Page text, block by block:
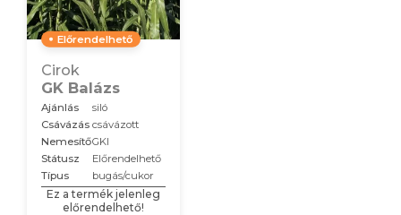
Előrendelhető
Cirok
GK Balázs
Ajánlás
siló
Csávázás csávázott
NemesítőGKI
Státusz
Előrendelhető
Típus
bugás/cukor
Ez a termék jelenleg
előrendelhető!